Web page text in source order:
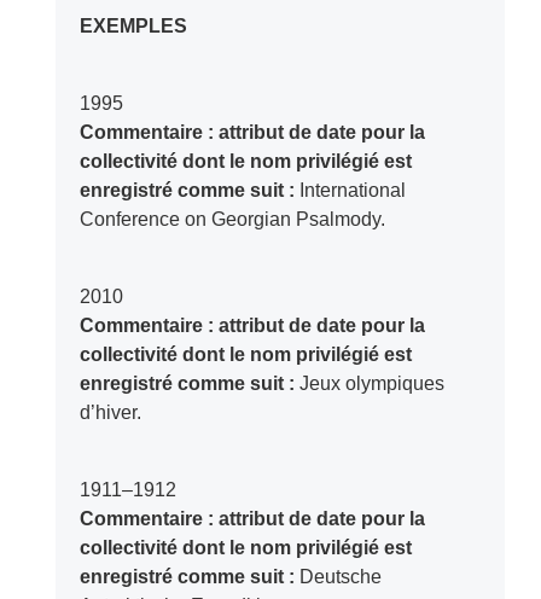
EXEMPLES
1995
Commentaire : attribut de date pour la
collectivité dont le nom privilégié est
enregistré comme suit : International
Conference on Georgian Psalmody.
2010
Commentaire : attribut de date pour la
collectivité dont le nom privilégié est
enregistré comme suit : Jeux olympiques
d’hiver.
1911–1912
Commentaire : attribut de date pour la
collectivité dont le nom privilégié est
enregistré comme suit : Deutsche